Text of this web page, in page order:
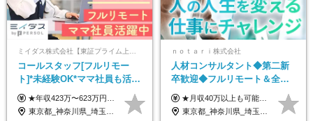
コールスタッフ[フルリモー
ト]*未経験OK*ママ社員も活躍
中*ブランクOK*全国どこでも
働ける
★年収423万〜623万円のモデルあり（想定時間外手当10時間分含む） ★半年に一度ドカンと支給のボーナスあり（半年に1度最大150万円） 月給25万円〜＋各種手当＋インセンティブ ＊リモートワーク手当（4000円/月） ＊リモートワーク一時金（1万5000円） ＊残業手当全額支給 ※経験・スキルにより月給を決定します ※試用期間：2ヵ月あり。期間中の雇用形態・給与・待遇に変更はありません 《頑張りはインセンティブとして還元！》 当社は5段階の評価制度を導入。 半期に1回の評価で最高ランク（5点）を獲得したメンバーには、 150万円のインセンティブを支給！ これが半年に一度のインセンティブとして支給されるため、 成果を出した分だけまとまった収入を得られる仕組みです。 【固定残業代について】 なし（残業代は、実際の労働時間に応じて別途全額支給）
東京都_神奈川県_埼玉県_千葉県_大阪府_愛知県_北海道_青森県_岩手県_宮城県_秋田県_山形県_福島県_茨城県_栃木県_群馬県_新潟県_山梨県_長野県_富山県_石川県_福井県_静岡県_岐阜県_三重県_兵庫県_京都府_滋賀県_奈良県_和歌山県_広島県_岡山県_鳥取県_島根県_山口県_徳島県_香川県_愛媛県_高知県_福岡県_熊本県_佐賀県_長崎県_大分県_宮崎県_鹿児島県_沖縄県
ｎｏｔａｒｉ株式会社
人材コンサルタント◆第二新
卒歓迎◆フルリモート＆全国
から勤務OK◆残業月10h以内
◆フレックス制
★月収40万以上も可能！ ★能力・スキル・経験を考慮した年収額を設定します ★年功序列ではなく、チャレンジを評価して給与に反映！ ■月給20万円～40万円＋決算賞与 ※経験・スキルを考慮のうえ決定します ※給与にはみなし残業代40時間分を含む。そのほか詳細に関しては別途面接時にご説明します ※試用期間3ヵ月あり。期間中の雇用形態・条件などに差異はありません
東京都_神奈川県_埼玉県_千葉県_大阪府_愛知県_北海道_青森県_岩手県_宮城県_秋田県_山形県_福島県_茨城県_栃木県_群馬県_新潟県_山梨県_長野県_富山県_石川県_福井県_静岡県_岐阜県_三重県_兵庫県_京都府_滋賀県_奈良県_和歌山県_広島県_岡山県_鳥取県_島根県_山口県_徳島県_香川県_愛媛県_高知県_福岡県_熊本県_佐賀県_長崎県_大分県_宮崎県_鹿児島県_沖縄県